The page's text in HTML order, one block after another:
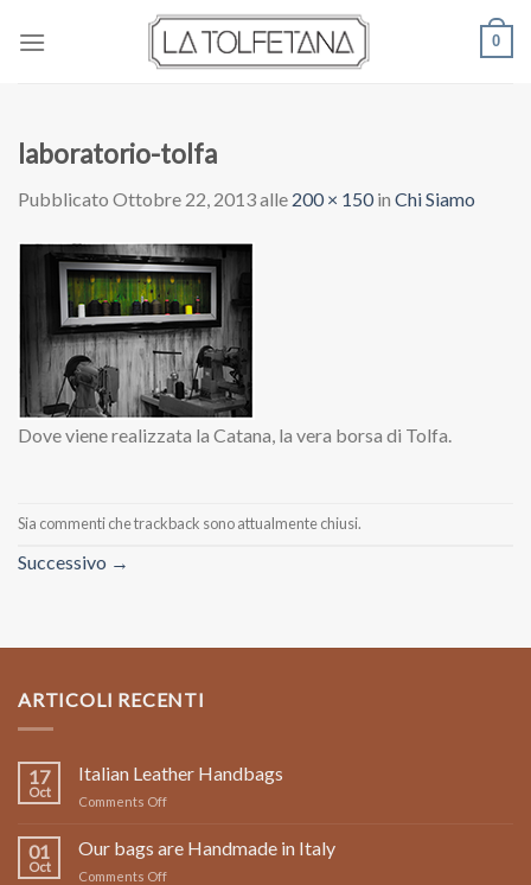
0
laboratorio-tolfa
Pubblicato Ottobre 22, 2013alle 200 × 150in Chi Siamo
Dove viene realizzata la Catana, la vera borsa di Tolfa.
Sia commenti che trackback sono attualmente chiusi.
Successivo →
ARTICOLI RECENTI
17
Oct
Italian Leather Handbags
Comments Offon
Leather
Handbags
01
Oct
Our bags are Handmade in Italy
Comments Offon